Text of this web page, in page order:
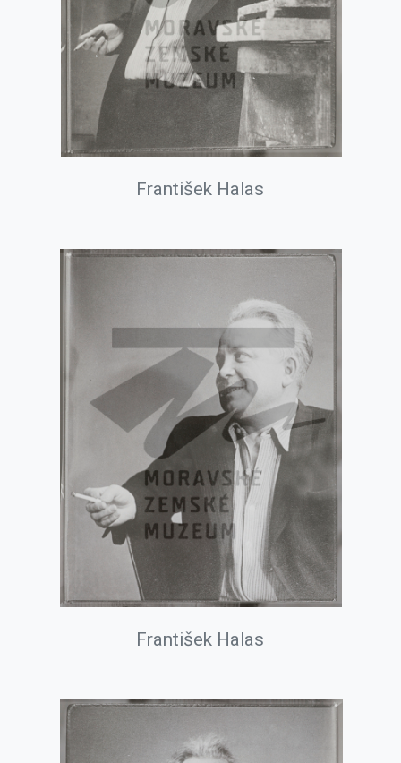
František Halas
František Halas